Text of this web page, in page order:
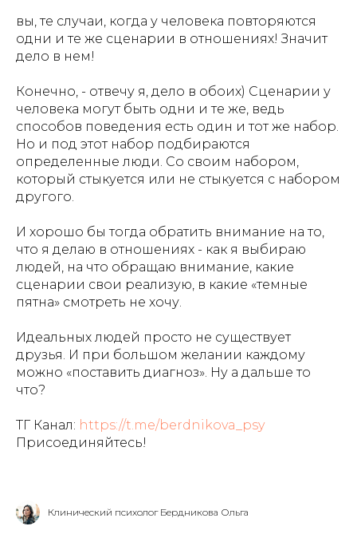
вы, те случаи, когда у человека повторяются
одни и те же сценарии в отношениях! Значит
дело в нем!
Конечно, - отвечу я, дело в обоих) Сценарии у
человека могут быть одни и те же, ведь
способов поведения есть один и тот же набор.
Но и под этот набор подбираются
определенные люди. Со своим набором,
который стыкуется или не стыкуется с набором
другого.
И хорошо бы тогда обратить внимание на то,
что я делаю в отношениях - как я выбираю
людей, на что обращаю внимание, какие
сценарии свои реализую, в какие «темные
пятна» смотреть не хочу.
Идеальных людей просто не существует
друзья. И при большом желании каждому
можно «поставить диагноз». Ну а дальше то
что?
ТГ Канал: https://t.me/berdnikova_psy
Присоединяйтесь!
Клинический психолог Бердникова Ольга